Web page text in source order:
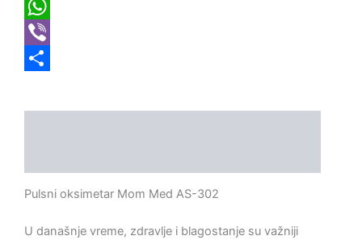
Link
Messenger
WhatsApp
Viber
Pulsni oksimetar Mom Med AS-302
U današnje vreme, zdravlje i blagostanje su važniji